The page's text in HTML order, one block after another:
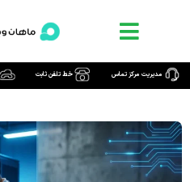
محتوامدیریت مرکز تماس خط تلفن ثابت